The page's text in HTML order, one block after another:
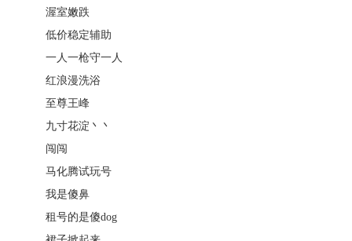
渥室嫩跌
低价稳定辅助
一人一枪守一人
红浪漫洗浴
至尊王峰
九寸花淀丶丶
闯闯
马化腾试玩号
我是傻鼻
租号的是傻dog